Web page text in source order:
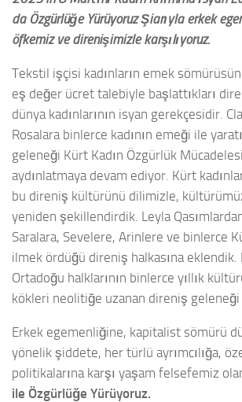
da Özgürlüğe Yürüyoruz Şiarıyla erkek
öfkemiz ve direnişimizle karşılıyoruz.
Tekstil işçisi kadınların emek
eş değer ücret talebiyle başlattıkları
dünya kadınlarının isyan gerekçesidir.
Rosalara binlerce kadının emeği ile
geleneği Kürt Kadın Özgürlük
aydınlatmaya devam ediyor. Kürt
bu direniş kültürünü dilimizle,
yeniden şekillendirdik. Leyla
Saralara, Sevelere, Arinlere ve binlerce
ilmek ördüğü direniş halkasına eklendik.
Ortadoğu halklarının binlerce yıllık
kökleri neolitiğe uzanan direniş
Erkek egemenliğine, kapitalist sömürü
yönelik şiddete, her türlü ayrımcılığa,
politikalarına karşı yaşam felsefemiz
ile Özgürlüğe Yürüyoruz.